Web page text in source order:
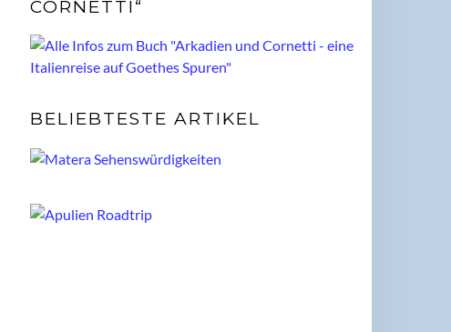
CORNETTI“
BELIEBTESTE ARTIKEL